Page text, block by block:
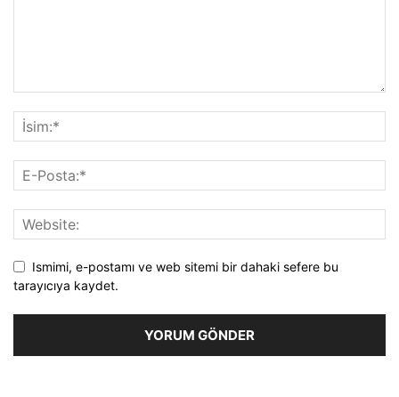
Ismimi, e-postamı ve web sitemi bir dahaki sefere bu
tarayıcıya kaydet.